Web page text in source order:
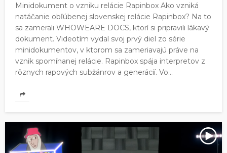
Minidokument o vzniku relácie Rapinbox Ako vzniká
natáčanie obľúbenej slovenskej relácie Rapinbox? Na to
sa zamerali WHOWEARE DOCS, ktorí si pripravili lákavý
dokument. Videotím vydal svoj prvý diel zo série
minidokumentov, v ktorom sa zameriavajú práve na
vznik spomínanej relácie. Rapinbox spája interpretov z
rôznych rapových subžánrov a generácií. Vo...